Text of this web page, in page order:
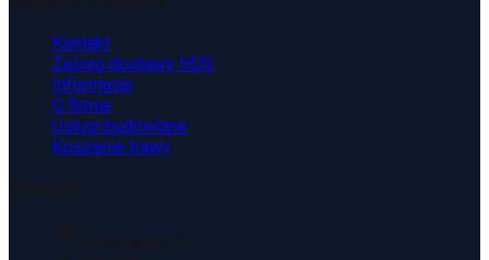
Kontakt
Zasięg dostawy HDS
Informacje
O firmie
Usługi budowlane
Koszenie trawy